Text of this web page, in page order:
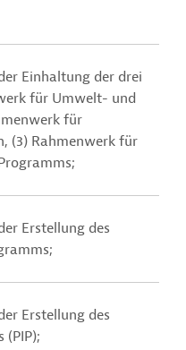
Einhaltung der drei
für Umwelt- und
für
(3) Rahmenwerk für
Erstellung des
Erstellung des
(PIP);